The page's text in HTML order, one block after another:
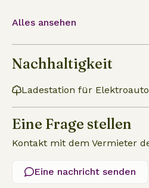
Alles ansehen
Nachhaltigkeit
Ladestation für
Eine Frage stellen
Kontakt mit dem Vermieter
Eine nachricht senden